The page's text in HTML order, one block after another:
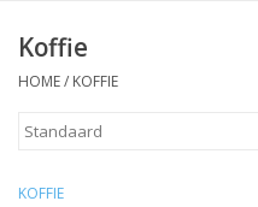
Apero
Koffie
HOME/ KOFFIE
KOFFIE